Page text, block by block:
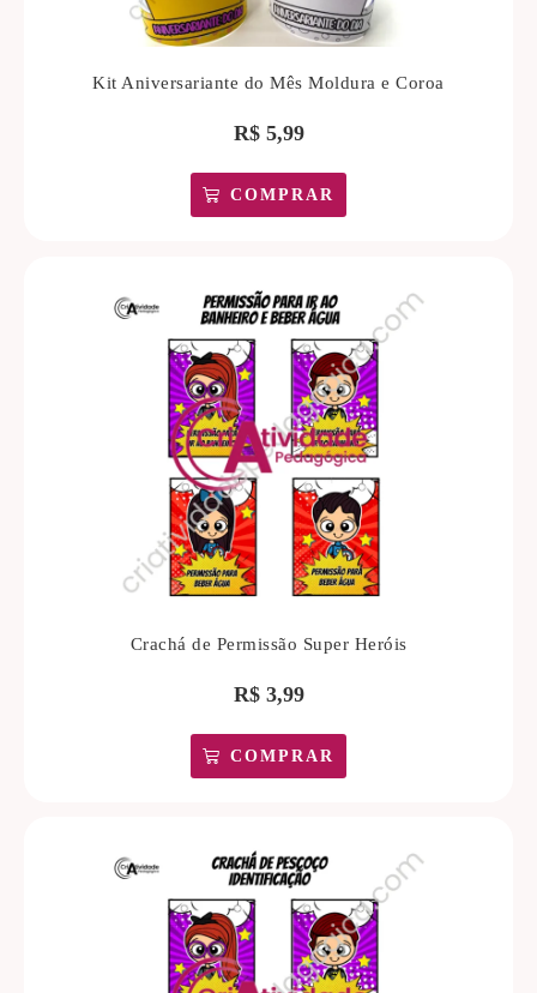
Kit Aniversariante do Mês Moldura e Coroa
R$5,99
COMPRAR
Crachá de Permissão Super Heróis
R$3,99
COMPRAR